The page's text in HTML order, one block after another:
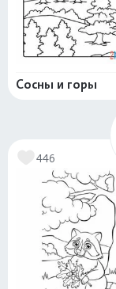
Сосны и горы
446